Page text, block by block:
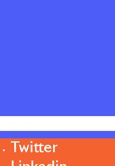
Twitter